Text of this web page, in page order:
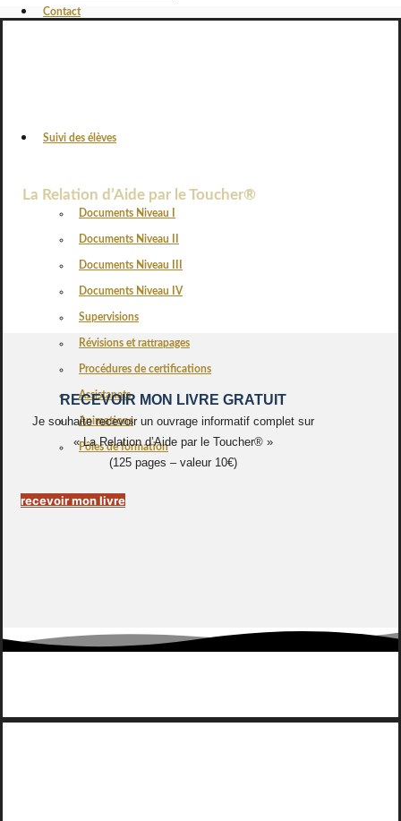
Contact
Suivi des élèves
Documents Niveau I
Documents Niveau II
Documents Niveau III
Documents Niveau IV
Supervisions
Révisions et rattrapages
Procédures de certifications
Assistanats
Animations
Pôles de formation
La Relation d’Aide par le Toucher®
RECEVOIR MON LIVRE GRATUIT
Je souhaite recevoir un ouvrage informatif complet sur
« La Relation d’Aide par le Toucher® »
(125 pages – valeur 10€)
recevoir mon livre